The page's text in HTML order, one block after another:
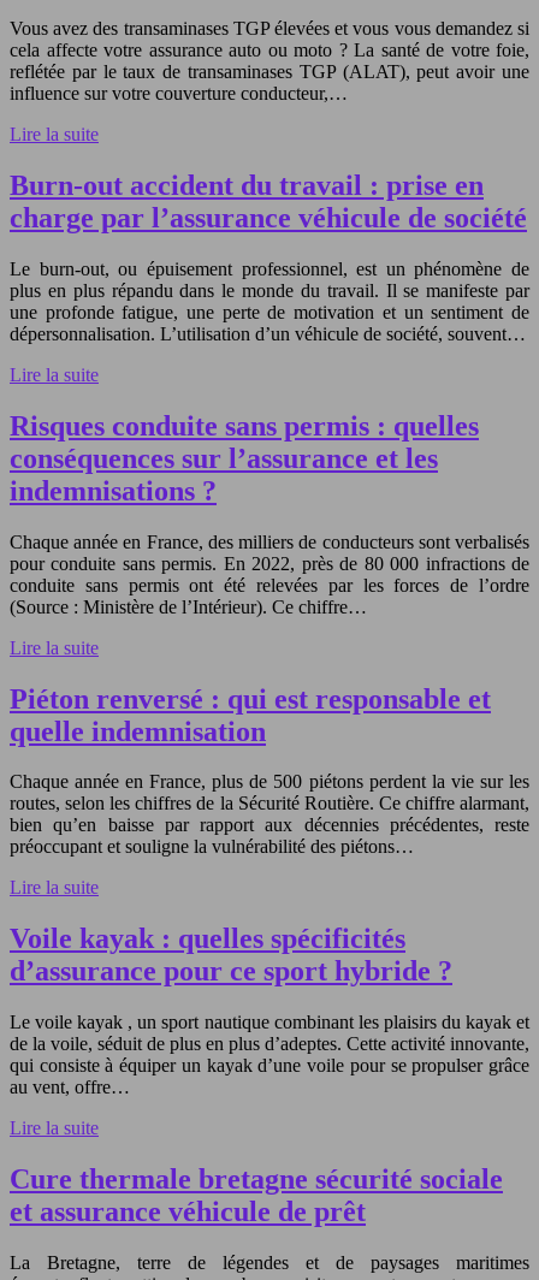
Vous avez des transaminases TGP élevées et vous vous demandez si
cela affecte votre assurance auto ou moto ? La santé de votre foie,
reflétée par le taux de transaminases TGP (ALAT), peut avoir une
influence sur votre couverture conducteur,…
Lire la suite
Burn-out accident du travail : prise en
charge par l’assurance véhicule de société
Le burn-out, ou épuisement professionnel, est un phénomène de
plus en plus répandu dans le monde du travail. Il se manifeste par
une profonde fatigue, une perte de motivation et un sentiment de
dépersonnalisation. L’utilisation d’un véhicule de société, souvent…
Lire la suite
Risques conduite sans permis : quelles
conséquences sur l’assurance et les
indemnisations ?
Chaque année en France, des milliers de conducteurs sont verbalisés
pour conduite sans permis. En 2022, près de 80 000 infractions de
conduite sans permis ont été relevées par les forces de l’ordre
(Source : Ministère de l’Intérieur). Ce chiffre…
Lire la suite
Piéton renversé : qui est responsable et
quelle indemnisation
Chaque année en France, plus de 500 piétons perdent la vie sur les
routes, selon les chiffres de la Sécurité Routière. Ce chiffre alarmant,
bien qu’en baisse par rapport aux décennies précédentes, reste
préoccupant et souligne la vulnérabilité des piétons…
Lire la suite
Voile kayak : quelles spécificités
d’assurance pour ce sport hybride ?
Le voile kayak , un sport nautique combinant les plaisirs du kayak et
de la voile, séduit de plus en plus d’adeptes. Cette activité innovante,
qui consiste à équiper un kayak d’une voile pour se propulser grâce
au vent, offre…
Lire la suite
Cure thermale bretagne sécurité sociale
et assurance véhicule de prêt
La Bretagne, terre de légendes et de paysages maritimes